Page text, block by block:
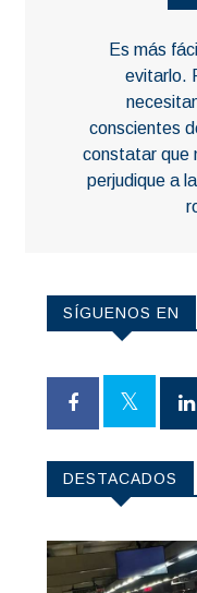
Es más
evitarlo.
conscientes
constatar que
perjudique a
SÍGUENOS EN
DESTACADOS